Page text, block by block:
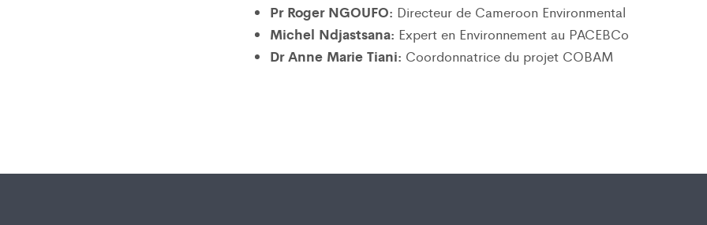
Pr Roger NGOUFO: Directeur de Cameroon Environmental
Michel Ndjastsana: Expert en Environnement au PACEBCo
Dr Anne Marie Tiani: Coordonnatrice du projet COBAM